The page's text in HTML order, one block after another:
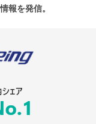
報を発信。